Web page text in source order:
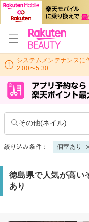
システムメンテナンスに
2:00〜5:30
その他(ネイル)
絞り込み条件： 個室あり
徳島県で人気が高い
あり